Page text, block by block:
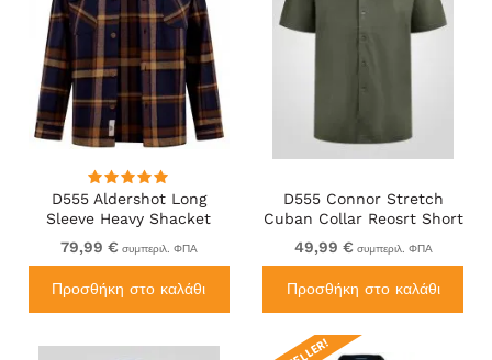
D555 Aldershot Long
Sleeve Heavy Shacket
Overshirt Tan/Navy Check
79,99 € συμπεριλ. ΦΠΑ
Προσθήκη στο καλάθι
D555 Connor Stretch
Cuban Collar Reosrt Short
Sleeve Shirt Khaki
49,99 € συμπεριλ. ΦΠΑ
Προσθήκη στο καλάθι